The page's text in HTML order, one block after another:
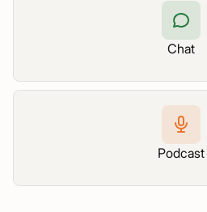
Chat
Podcast